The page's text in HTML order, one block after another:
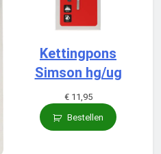
Kettingpons
Simson hg/ug
€11,95
Bestellen